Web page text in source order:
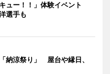
ュー！！」体験イベント
選手も
納涼祭り」 屋台や縁日、